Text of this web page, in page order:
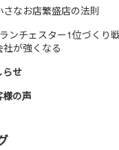
さなお店繁盛店の法則
ランチェスター1位づくり
社が強くなる
らせ
様の声